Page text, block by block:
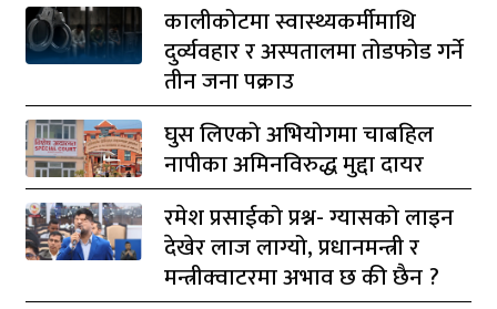
कालीकोटमा स्वास्थ्यकर्मीमाथि
दुर्व्यवहार र अस्पतालमा तोडफोड गर्ने
तीन जना पक्राउ
घुस लिएको अभियोगमा चाबहिल
नापीका अमिनविरुद्ध मुद्दा दायर
रमेश प्रसाईको प्रश्न- ग्यासको लाइन
देखेर लाज लाग्यो, प्रधानमन्त्री र
मन्त्रीक्वाटरमा अभाव छ की छैन ?